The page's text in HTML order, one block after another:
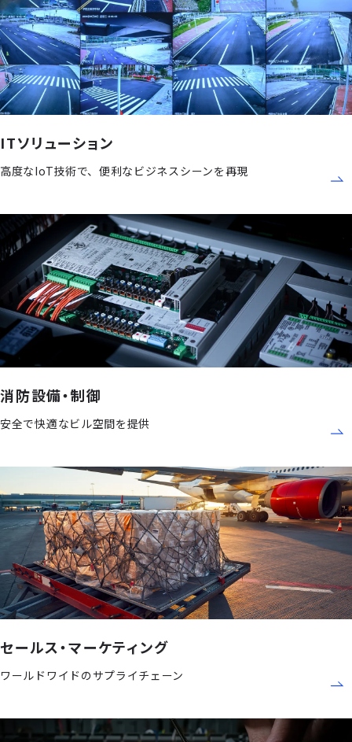
ITソリューション
高度なIoT技術で、便利なビジネスシーンを再現
消防設備・制御
安全で快適なビル空間を提供
セールス・マーケティング
ワールドワイドのサプライチェーン